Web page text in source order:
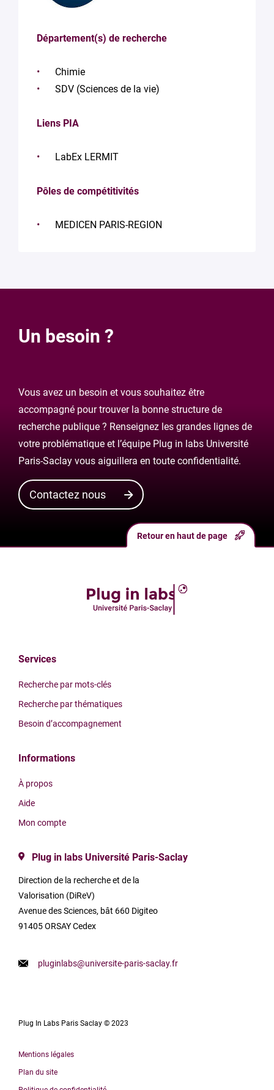
Département(s) de recherche
Chimie
SDV (Sciences de la vie)
Liens PIA
LabEx LERMIT
Pôles de compétitivités
MEDICEN PARIS-REGION
Un besoin ?
Vous avez un besoin et vous souhaitez être
accompagné pour trouver la bonne structure de
recherche publique ? Renseignez les grandes lignes de
votre problématique et l’équipe Plug in labs Université
Paris-Saclay vous aiguillera en toute confidentialité.
Contactez nous
Services
Recherche par mots-clés
Recherche par thématiques
Besoin d’accompagnement
Informations
À propos
Aide
Mon compte
Plug in labs Université Paris-Saclay
Direction de la recherche et de la
Valorisation (DiReV)
Avenue des Sciences, bât 660 Digiteo
91405 ORSAY Cedex
pluginlabs@universite-paris-saclay.fr
Plug In Labs Paris Saclay © 2023
Mentions légales
Plan du site
Retour en haut de page